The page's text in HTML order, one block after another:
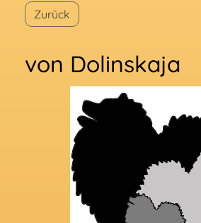
Zurück
von Dolinskaja